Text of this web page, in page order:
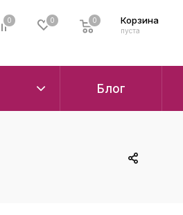
0 0 Корзина
0
пуста
0
Блог